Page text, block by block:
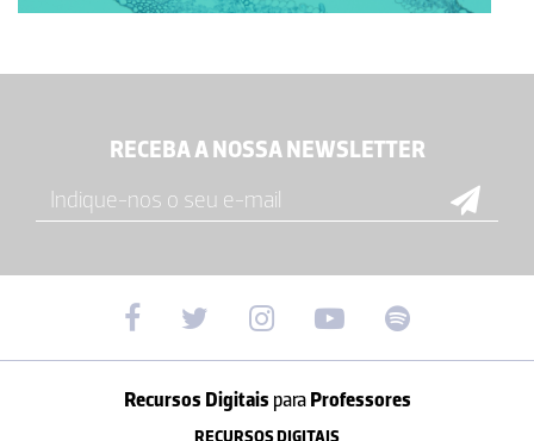
RECEBA A NOSSA NEWSLETTER
Recursos Digitais paraProfessores
RECURSOS DIGITAIS